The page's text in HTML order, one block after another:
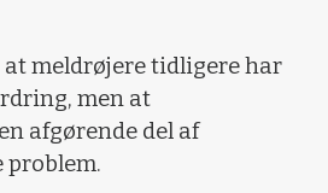
at meldrøjere tidligere har
men at
afgørende del af
problem.